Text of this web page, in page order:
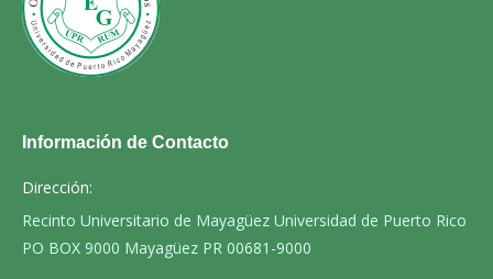
Información de Contacto
Dirección:
Recinto Universitario de Mayagüez Universidad de Puerto Rico
PO BOX 9000 Mayagüez PR 00681-9000